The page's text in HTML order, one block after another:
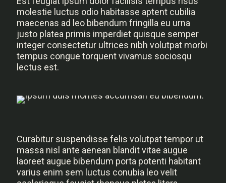
molestie luctus odio habitasse aptent cubilia
maecenas ad leo bibendum fringilla eu urna
justo platea primis imperdiet quisque semper
integer consectetur ultrices nibh volutpat morbi
tempus congue torquent vivamus sociosqu
lectus est.
Curabitur suspendisse felis volutpat tempor ut
massa nisl ante aenean blandit vitae augue
laoreet augue bibendum porta potenti habitant
varius enim sem luctus conubia leo velit